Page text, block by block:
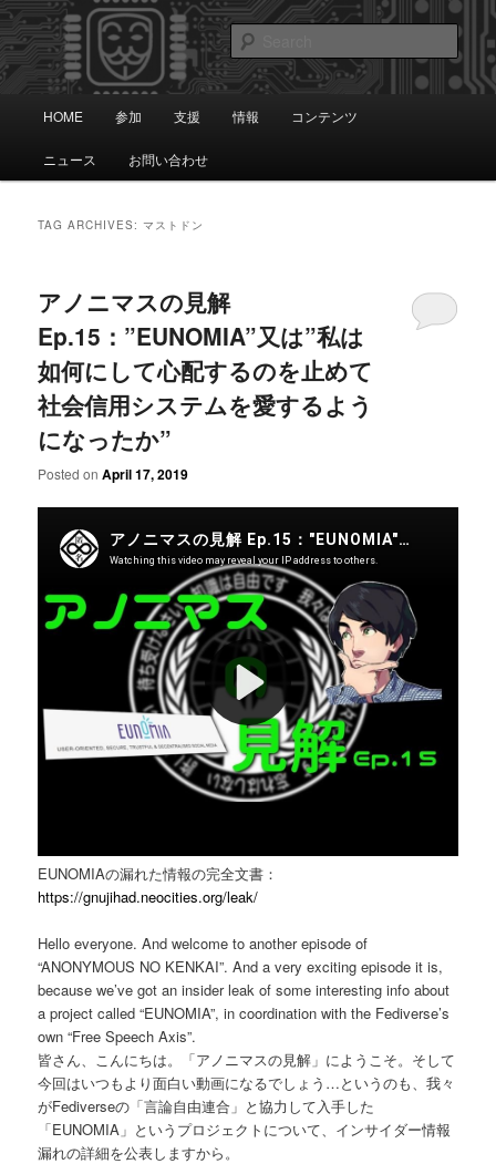
Skip
to
primary
content
Skip
to
secondary
content アノニマス日本
知識は自由です。
HOME 参加 支援 情報 コンテンツ
ニュース お問い合わせ
TAG ARCHIVES:マストドン
アノニマスの見解
Ep.15：”EUNOMIA”又は”私は
如何にして心配するのを止めて
社会信用システムを愛するよう
になったか”
Posted onApril 17, 2019
EUNOMIAの漏れた情報の完全文書：
https://gnujihad.neocities.org/leak/
Hello everyone. And welcome to another episode of
“ANONYMOUS NO KENKAI”. And a very exciting episode it is,
because we’ve got an insider leak of some interesting info about
a project called “EUNOMIA”, in coordination with the Fediverse’s
own “Free Speech Axis”.
皆さん、こんにちは。「アノニマスの見解」にようこそ。そして
今回はいつもより面白い動画になるでしょう…というのも、我々
がFediverseの「言論自由連合」と協力して入手した
「EUNOMIA」というプロジェクトについて、インサイダー情報
漏れの詳細を公表しますから。